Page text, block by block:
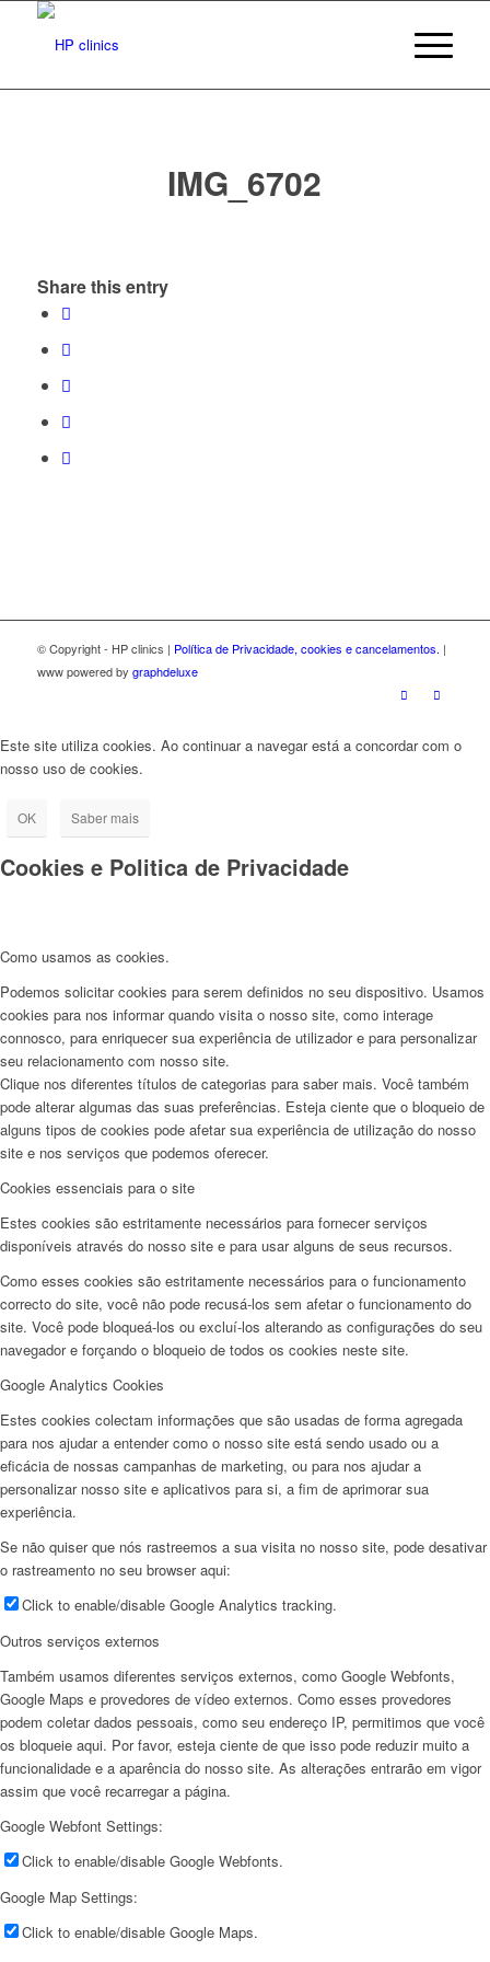
IMG_6702
Share this entry
© Copyright - HP clinics | Política de Privacidade, cookies e cancelamentos. |
www powered by graphdeluxe
Este site utiliza cookies. Ao continuar a navegar está a concordar com o
nosso uso de cookies.
OK Saber mais
Cookies e Politica de Privacidade
Como usamos as cookies.
Podemos solicitar cookies para serem definidos no seu dispositivo. Usamos
cookies para nos informar quando visita o nosso site, como interage
connosco, para enriquecer sua experiência de utilizador e para personalizar
seu relacionamento com nosso site.
Clique nos diferentes títulos de categorias para saber mais. Você também
pode alterar algumas das suas preferências. Esteja ciente que o bloqueio de
alguns tipos de cookies pode afetar sua experiência de utilização do nosso
site e nos serviços que podemos oferecer.
Cookies essenciais para o site
Estes cookies são estritamente necessários para fornecer serviços
disponíveis através do nosso site e para usar alguns de seus recursos.
Como esses cookies são estritamente necessários para o funcionamento
correcto do site, você não pode recusá-los sem afetar o funcionamento do
site. Você pode bloqueá-los ou excluí-los alterando as configurações do seu
navegador e forçando o bloqueio de todos os cookies neste site.
Google Analytics Cookies
Estes cookies colectam informações que são usadas de forma agregada
para nos ajudar a entender como o nosso site está sendo usado ou a
eficácia de nossas campanhas de marketing, ou para nos ajudar a
personalizar nosso site e aplicativos para si, a fim de aprimorar sua
experiência.
Se não quiser que nós rastreemos a sua visita no nosso site, pode desativar
o rastreamento no seu browser aqui:
Click to enable/disable Google Analytics tracking.
Outros serviços externos
Também usamos diferentes serviços externos, como Google Webfonts,
Google Maps e provedores de vídeo externos. Como esses provedores
podem coletar dados pessoais, como seu endereço IP, permitimos que você
os bloqueie aqui. Por favor, esteja ciente de que isso pode reduzir muito a
funcionalidade e a aparência do nosso site. As alterações entrarão em vigor
assim que você recarregar a página.
Google Webfont Settings:
Click to enable/disable Google Webfonts.
Google Map Settings:
Click to enable/disable Google Maps.